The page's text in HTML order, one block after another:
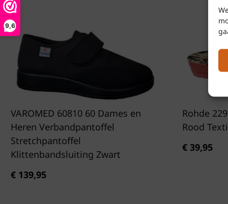
9,6
VAROMED 60810 60 Dames en
Heren Verbandpantoffel
Stretchpantoffel
Klittenbandsluiting Zwart
€ 139,95
Rohde
Rood
€ 39,95